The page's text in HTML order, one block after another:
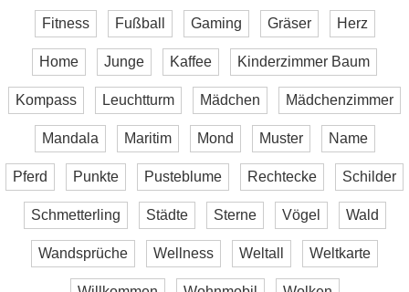
Fitness Fußball Gaming Gräser Herz
Home Junge Kaffee Kinderzimmer Baum
Kompass Leuchtturm Mädchen Mädchenzimmer
Mandala Maritim Mond Muster Name
Pferd Punkte Pusteblume Rechtecke Schilder
Schmetterling Städte Sterne Vögel Wald
Wandsprüche Wellness Weltall Weltkarte